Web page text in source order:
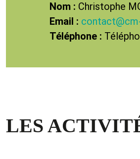
Nom : Christophe
Email :
Téléphone :
LES